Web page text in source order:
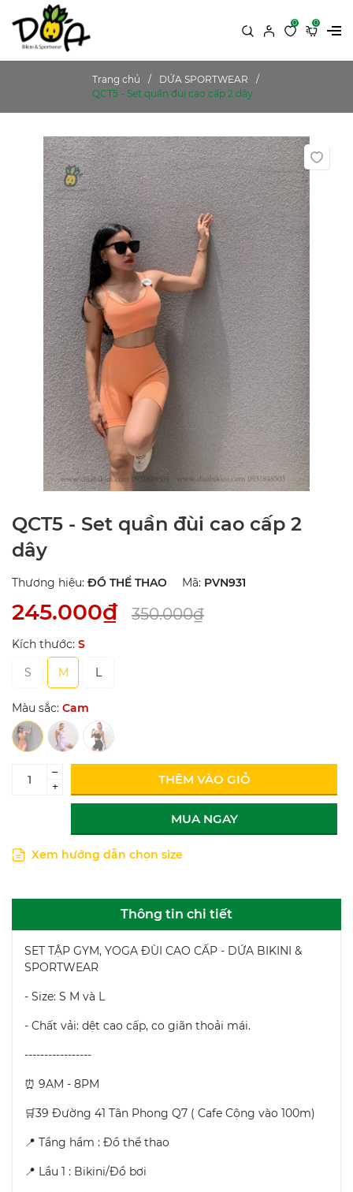
0 0
Trang chủ
DỨA SPORTWEAR
QCT5 - Set quần đùi cao cấp 2 dây
QCT5 - Set quần đùi cao cấp 2
dây
Thương hiệu: ĐỒ THỂ THAO Mã: PVN931
245.000₫ 350.000₫
Kích thước: S
S
M L
Màu sắc: Cam
–
+
THÊM VÀO GIỎ
MUA NGAY
Xem hướng dẫn chọn size
Thông tin chi tiết
SET TẬP GYM, YOGA ĐÙI CAO CẤP - DỨA BIKINI &
SPORTWEAR
- Size: S M và L
- Chất vải: dệt cao cấp, co giãn thoải mái.
-----------------
⏰ 9AM - 8PM
🛒39 Đường 41 Tân Phong Q7 ( Cafe Cộng vào 100m)
📍 Tầng hầm : Đồ thể thao
📍 Lầu 1 : Bikini/Đồ bơi